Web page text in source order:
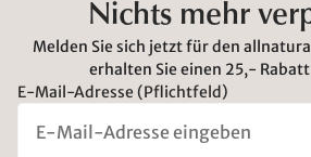
Nichts mehr
Melden Sie sich jetzt für den
erhalten Sie einen 25,-
E-Mail-Adresse (Pflichtfeld)